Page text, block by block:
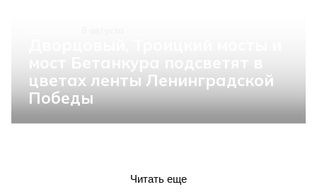
цветах ленты Ленинградской
Победы
Читать еще